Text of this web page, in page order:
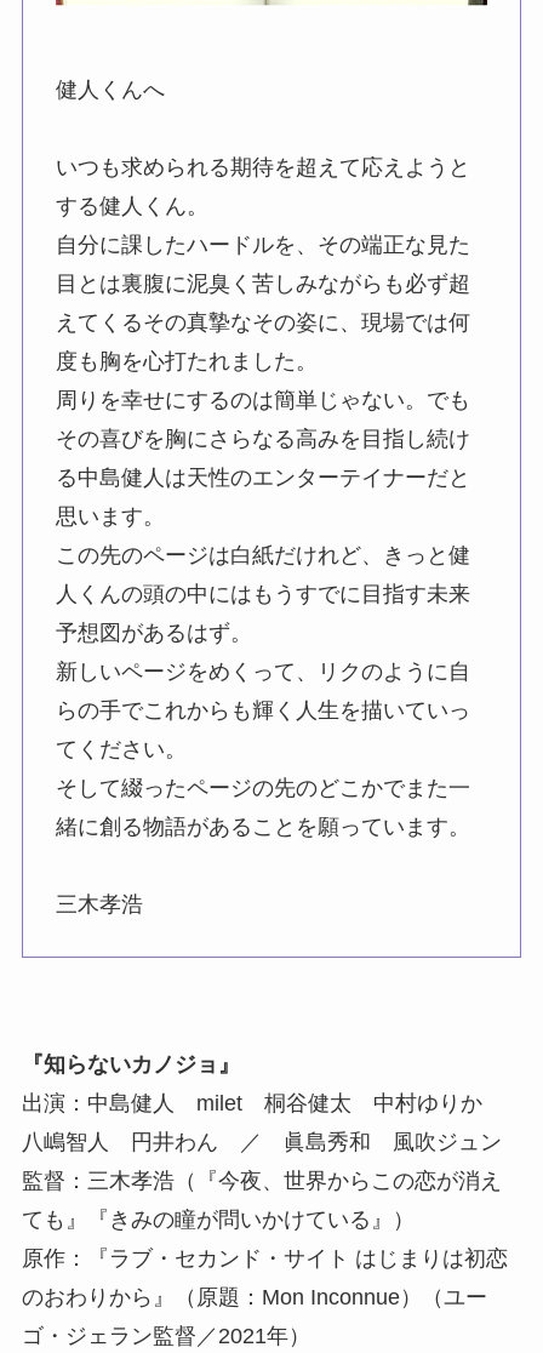
健人くんへ
いつも求められる期待を超えて応えようと
する健人くん。
自分に課したハードルを、その端正な見た
目とは裏腹に泥臭く苦しみながらも必ず超
えてくるその真摯なその姿に、現場では何
度も胸を心打たれました。
周りを幸せにするのは簡単じゃない。でも
その喜びを胸にさらなる高みを目指し続け
る中島健人は天性のエンターテイナーだと
思います。
この先のページは白紙だけれど、きっと健
人くんの頭の中にはもうすでに目指す未来
予想図があるはず。
新しいページをめくって、リクのように自
らの手でこれからも輝く人生を描いていっ
てください。
そして綴ったページの先のどこかでまた一
緒に創る物語があることを願っています。
三木孝浩
『知らないカノジョ』
出演：中島健人 milet 桐谷健太 中村ゆりか
八嶋智人 円井わん ／ 眞島秀和 風吹ジュン
監督：三木孝浩（『今夜、世界からこの恋が消え
ても』『きみの瞳が問いかけている』）
原作：『ラブ・セカンド・サイト はじまりは初恋
のおわりから』（原題：Mon Inconnue）（ユー
ゴ・ジェラン監督／2021年）